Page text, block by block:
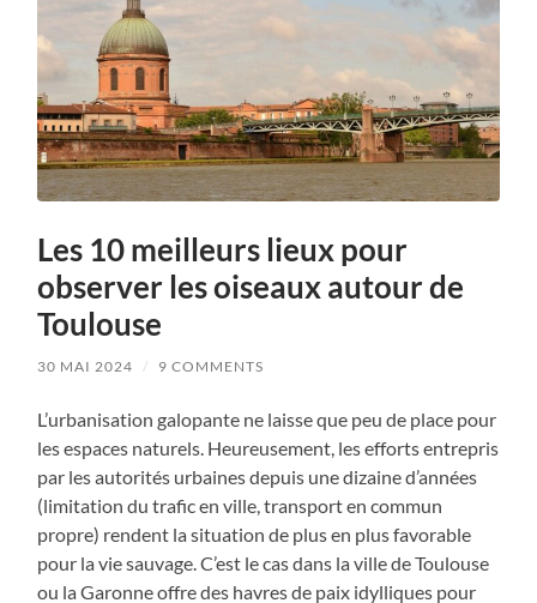
Les 10 meilleurs lieux pour
observer les oiseaux autour de
Toulouse
30 MAI 2024 / 9 COMMENTS
L’urbanisation galopante ne laisse que peu de place pour
les espaces naturels. Heureusement, les efforts entrepris
par les autorités urbaines depuis une dizaine d’années
(limitation du trafic en ville, transport en commun
propre) rendent la situation de plus en plus favorable
pour la vie sauvage. C’est le cas dans la ville de Toulouse
ou la Garonne offre des havres de paix idylliques pour